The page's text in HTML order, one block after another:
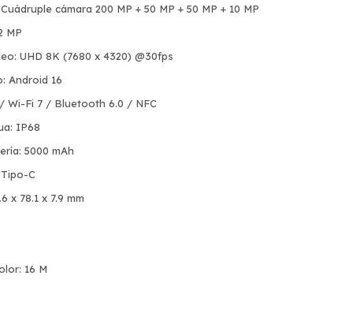
cámara 200 MP + 50 MP + 50 MP + 10 MP
MP
UHD 8K (7680 x 4320) @30fps
Android 16
Wi-Fi 7 / Bluetooth 6.0 / NFC
IP68
5000 mAh
C
x 78.1 x 7.9 mm
16 M